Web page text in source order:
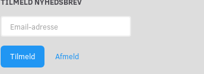
adresse
Tilmeld Afmeld